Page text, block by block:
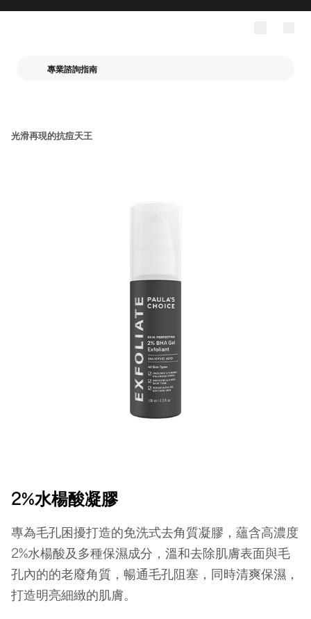
專業諮詢指南
光滑再現的抗痘天王
2%水楊酸凝膠
專為毛孔困擾打造的免洗式去角質凝膠，蘊含高濃度
2%水楊酸及多種保濕成分，溫和去除肌膚表面與毛
孔內的的老廢角質，暢通毛孔阻塞，同時清爽保濕，
打造明亮細緻的肌膚。